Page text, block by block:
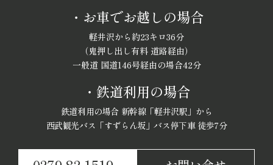
・お車でお越しの場合
軽井沢から約23キロ36分
（鬼押し出し有料 道路経由）
一般道 国道146号経由の場合42分
・鉄道利用の場合
鉄道利用の場合 新幹線「軽井沢駅」から
西武観光バス「すずらん坂」バス停下車 徒歩7分